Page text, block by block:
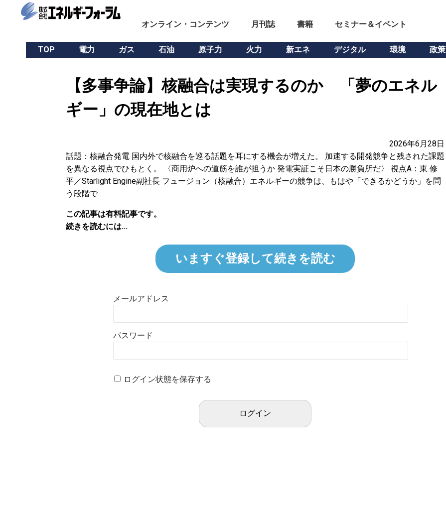
オンライン・コンテンツ 月刊誌 書籍 セミナー＆イベント
TOP 電力 ガス 石油 原子力 火力 新エネ デジタル 環境 政策
【多事争論】核融合は実現するのか 「夢のエネル
ギー」の現在地とは
2026年6月28日
話題：核融合発電 国内外で核融合を巡る話題を耳にする機会が増えた。 加速する開発競争と残された課題
を異なる視点でひもとく。 〈商用炉への道筋を誰が担うか 発電実証こそ日本の勝負所だ〉 視点A：東 修
平／Starlight Engine副社長 フュージョン（核融合）エネルギーの競争は、もはや「できるかどうか」を問
う段階で
この記事は有料記事です。
続きを読むには...
いますぐ登録して続きを読む
メールアドレス
パスワード
ログイン状態を保存する